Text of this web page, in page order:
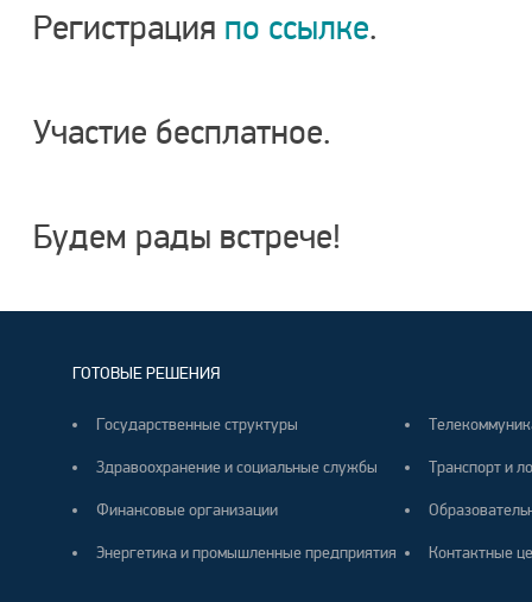
Регистрация по ссылке.
Участие бесплатное.
Будем рады встрече!
ГОТОВЫЕ РЕШЕНИЯ
Государственные структуры
Здравоохранение и социальные службы
Финансовые организации
Энергетика и промышленные предприятия
Транспорт и
Контактные